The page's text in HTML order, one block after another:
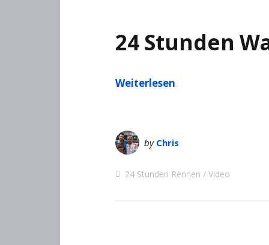
24 Stunden
Weiterlesen
by Chris
24 Stunden Rennen Video